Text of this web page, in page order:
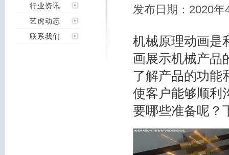
行业资讯
艺虎动态
联系我们
发布日期：2020
机械原理动画是
画展示机械产品
了解产品的功能
使客户能够顺利
要哪些准备呢？